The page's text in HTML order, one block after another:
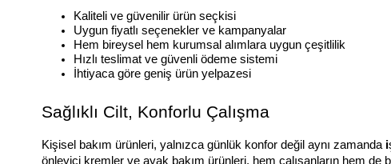
Kaliteli ve güvenilir ürün seçkisi
Uygun fiyatlı seçenekler ve kampanyalar
Hem bireysel hem kurumsal alımlara uygun çeşitlilik
Hızlı teslimat ve güvenli ödeme sistemi
İhtiyaca göre geniş ürün yelpazesi
Sağlıklı Cilt, Konforlu Çalışma
Kişisel bakım ürünleri, yalnızca günlük konfor değil aynı zamanda i
önleyici kremler ve ayak bakım ürünleri, hem çalışanların hem de